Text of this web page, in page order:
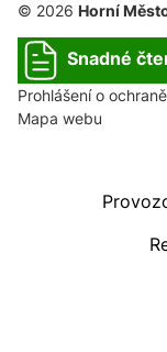
© 2026 Horní
Snadné
Prohlášení o
Mapa webu